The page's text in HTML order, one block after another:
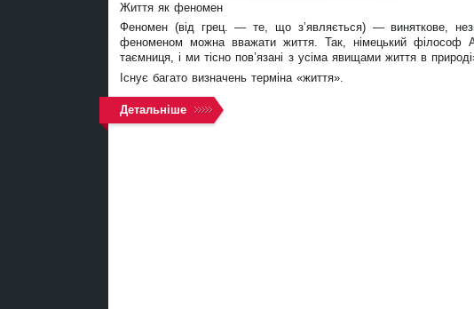
Життя як феномен
Феномен (від грец. — те, що з’являється) — виняткове,
феноменом можна вважати життя. Так, німецький
таємниця, і ми тісно пов’язані з усіма явищами життя в
Існує багато визначень терміна «життя».
Детальніше